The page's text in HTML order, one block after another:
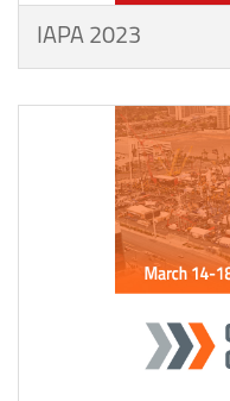
IAPA 2023